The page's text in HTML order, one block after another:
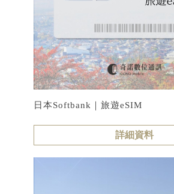
日本Softbank｜旅遊eSIM
詳細資料